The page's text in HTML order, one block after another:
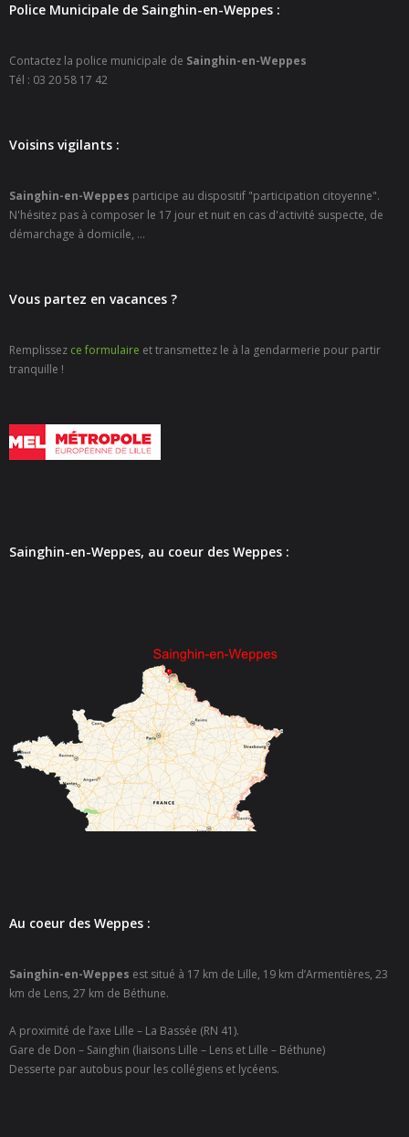
Vie municipale
- Procès-verbaux des Conseils Municipaux
Actes réglementaires
- Tous les actes réglementaires
- Délibérations conseil municipal
- Délibérations CCAS
- Documents budgétaires
- - Rapport d'Orientation Budgétaire 2024
- - Rapport d'Orientation budgétaire 2021
- - Rapport d'Orientation Budgétaire 2020
- - Rapport d'Orientation Budgétaire 2018
- - Présentation Débat d'Orientation budgétaire 2018
- - Rapport d'Orientation Budgétaire 2017
- - Rapport d'audit financier
Contact
Police Municipale de Sainghin-en-Weppes :
Contactez la police municipale de Sainghin-en-Weppes
Tél : 03 20 58 17 42
Voisins vigilants :
Sainghin-en-Weppes participe au dispositif "participation citoyenne".
N'hésitez pas à composer le 17 jour et nuit en cas d'activité suspecte, de
démarchage à domicile, ...
Vous partez en vacances ?
Remplissez ce formulaire et transmettez le à la gendarmerie pour partir
tranquille !
Sainghin-en-Weppes, au coeur des Weppes :
Au coeur des Weppes :
Sainghin-en-Weppes est situé à 17 km de Lille, 19 km d’Armentières, 23
km de Lens, 27 km de Béthune.
A proximité de l’axe Lille – La Bassée (RN 41).
Gare de Don – Sainghin (liaisons Lille – Lens et Lille – Béthune)
Desserte par autobus pour les collégiens et lycéens.